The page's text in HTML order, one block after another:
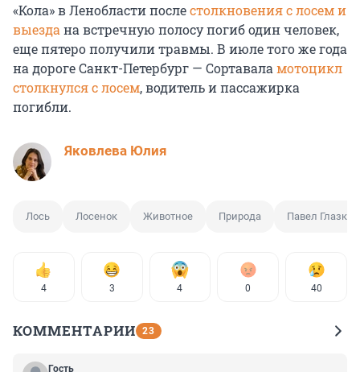
«Кола» в Ленобласти послестолкновения с лосем и
выезда на встречную полосу погиб один человек,
еще пятеро получили травмы. В июле того же года
на дороге Санкт-Петербург — Сортавала мотоцикл
столкнулся с лосем, водитель и пассажирка
погибли.
Яковлева Юлия
Лось Лосенок Животное Природа Павел Глазков
4 3 4 0 40
КОММЕНТАРИИ 23
Гость